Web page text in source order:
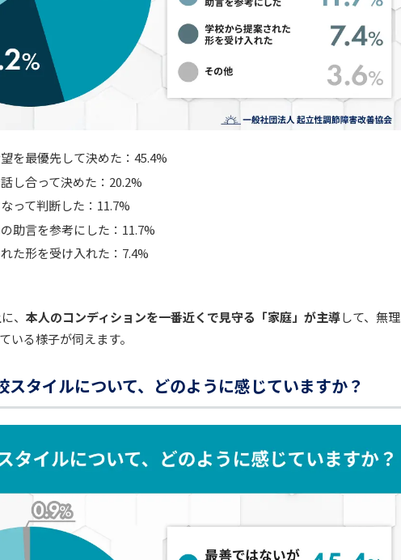
を最優先して決めた：45.4%
し合って決めた：20.2%
って判断した：11.7%
助言を参考にした：11.7%
た形を受け入れた：7.4%
、 本人のコンディションを一番近くで見守る「家庭」が主導して、無理
いる様子が伺えます。
スタイルについて、どのように感じていますか？